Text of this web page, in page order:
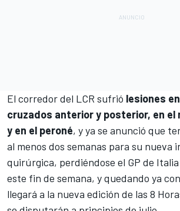
El corredor del LCR sufrió lesiones
cruzados anterior y posterior, en el
y en el peroné, y ya se anunció que
al menos dos semanas para su nueva
quirúrgica, perdiéndose el GP de
este fin de semana, yquedando ya
llegará a la nueva edición de las 8